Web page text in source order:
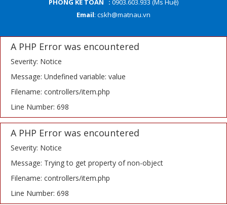
PHÒNG KẾ TOÁN : 0903.603.933 (Ms Huệ)
Email: cskh@matnau.vn
A PHP Error was encountered
Severity: Notice
Message: Undefined variable: value
Filename: controllers/item.php
Line Number: 698
A PHP Error was encountered
Severity: Notice
Message: Trying to get property of non-object
Filename: controllers/item.php
Line Number: 698